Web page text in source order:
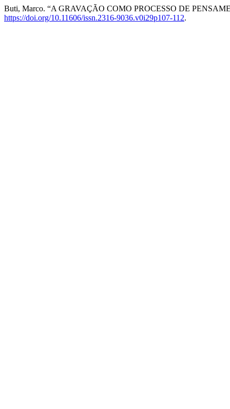
Buti, Marco. “A GRAVAÇÃO COMO PROCESSO DE
https://doi.org/10.11606/issn.2316-9036.v0i29p107-112.